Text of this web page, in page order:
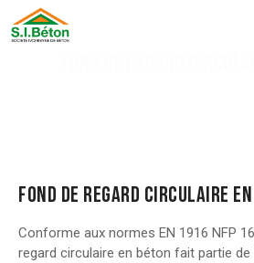
FOND DE REGARD CIRCULAIRE
Conforme aux normes EN 1916 NFP
regard circulaire en béton fait partie